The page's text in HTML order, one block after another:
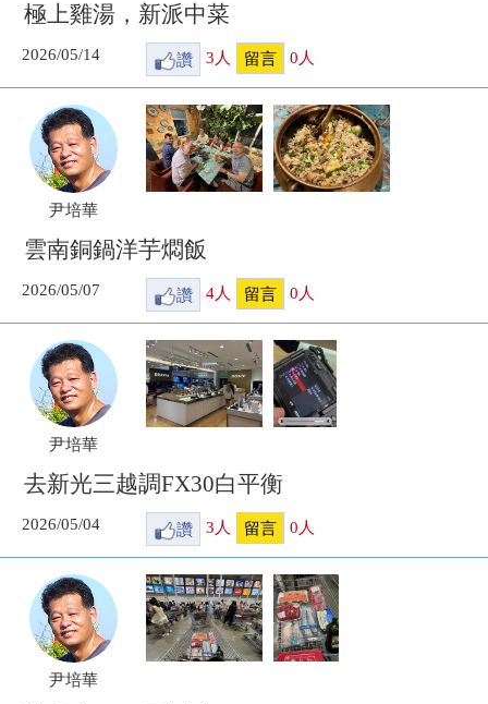
極上雞湯，新派中菜
2026/05/14 讚 3 人 留言 0 人
尹培華
雲南銅鍋洋芋燜飯
2026/05/07 讚 4人 留言 0 人
尹培華
去新光三越調FX30白平衡
2026/05/04 讚 3 人 留言 0 人
尹培華